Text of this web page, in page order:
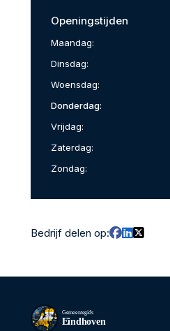
Openingstijden
Maandag:
Dinsdag:
Woensdag:
Donderdag:
Vrijdag:
Zaterdag:
Zondag:
Bedrijf delen op:
Gemeentegids
Eindhoven